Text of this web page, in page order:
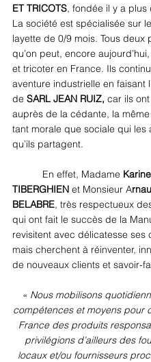
ET TRICOTS, fondée il y a plus
La société est spécialisée sur
layette de 0/9 mois. Tous deux
qu’on peut, encore
et tricoter en France. Ils
aventure industrielle en faisant
de SARL JEAN RUIZ, car ils
auprès de la cédante, la
tant morale que sociale qui les
qu’ils partagent.
En effet, Madame
TIBERGHIEN et Monsieur A
BELABRE, très respectueux
qui ont fait le succès de la
revisitent avec délicatesse ses
mais cherchent à réinventer,
de nouveaux clients et savoir-
compétences et moyens pour
France des produits
privilégions d’ailleurs des
locaux et/ou fournisseurs